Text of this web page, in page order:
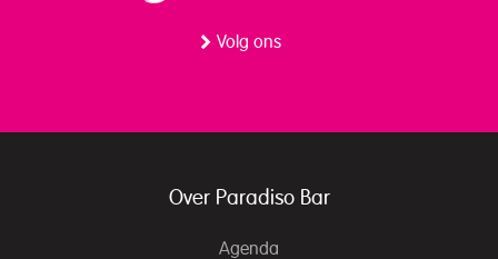
Volg ons
Over Paradiso Bar
Agenda